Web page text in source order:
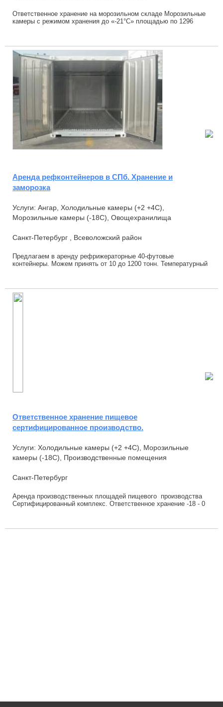
Ответственное хранение на морозильном складе Морозильные
камеры с режимом хранения до «-21°С» площадью по 1296
Аренда рефконтейнеров в СПб. Хранение и
заморозка
Услуги: Ангар, Холодильные камеры (+2 +4С),
Морозильные камеры (-18С), Овощехранилища
Санкт-Петербург , Всеволожский район
Предлагаем в аренду рефрижераторные 40-футовые
контейнеры. Можем принять от 10 до 1200 тонн. Температурный
Ответственное хранение пищевое
сертифицированное производство.
Услуги: Холодильные камеры (+2 +4С), Морозильные
камеры (-18С), Производственные помещения
Санкт-Петербург
Аренда производственных площадей пищевого производства
Сертифицированный комплекс. Ответственное хранение -18 - 0